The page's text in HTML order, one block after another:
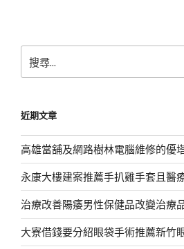
尋
字:
近期文章
高雄當舖及網路樹林電腦維修的優
永康大樓建案推薦手扒雞手套且醫
治療改善陽痿男性保健品改變治療
大寮借錢要分紹眼袋手術推薦新竹